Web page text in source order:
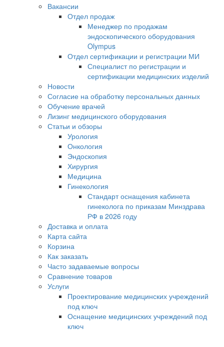
Вакансии
Отдел продаж
Менеджер по продажам
эндоскопического оборудования
Olympus
Отдел сертификации и регистрации МИ
Специалист по регистрации и
сертификации медицинских изделий
Новости
Согласие на обработку персональных данных
Обучение врачей
Лизинг медицинского оборудования
Статьи и обзоры
Урология
Онкология
Эндоскопия
Хирургия
Медицина
Гинекология
Стандарт оснащения кабинета
гинеколога по приказам Минздрава
РФ в 2026 году
Доставка и оплата
Карта сайта
Корзина
Как заказать
Часто задаваемые вопросы
Сравнение товаров
Услуги
Проектирование медицинских учреждений
под ключ
Оснащение медицинских учреждений под
ключ